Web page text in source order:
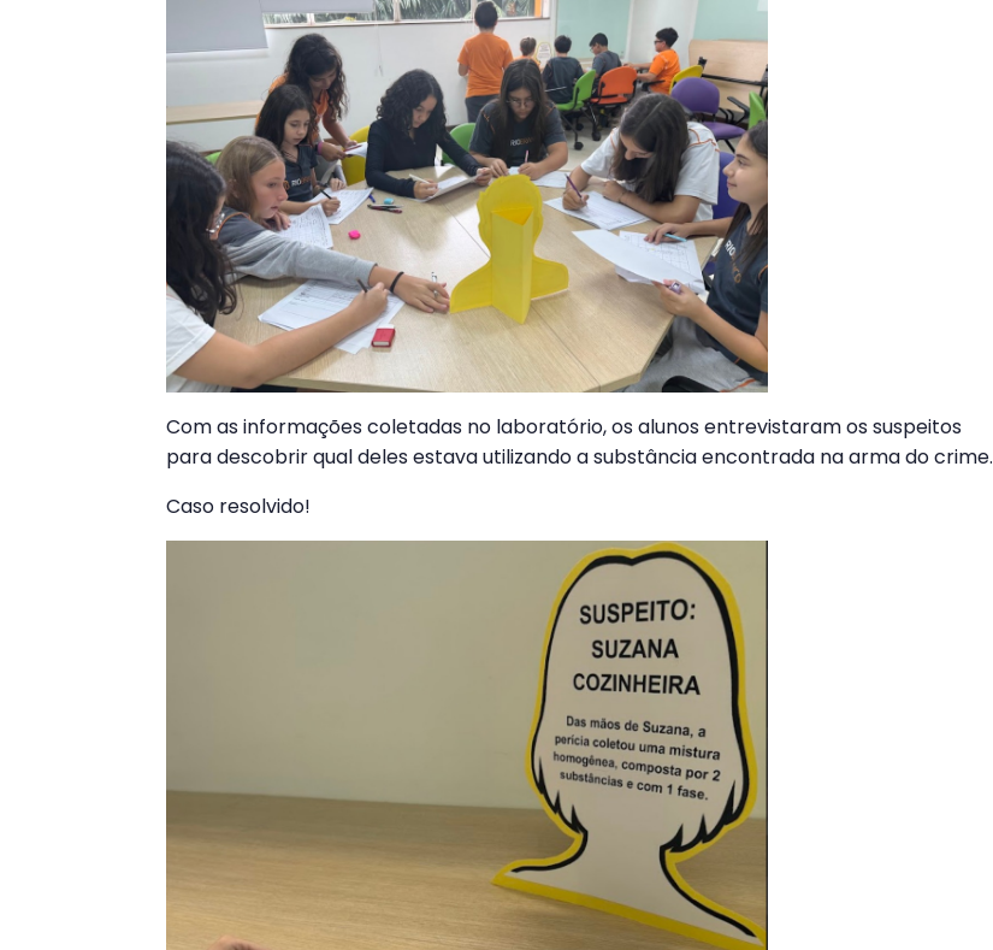
Com as informações coletadas no laboratório, os alunos entrevistaram os suspeitos
para descobrir qual deles estava utilizando a substância encontrada na arma do crime.
Caso resolvido!